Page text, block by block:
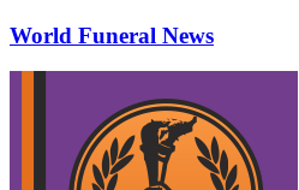
World Funeral News